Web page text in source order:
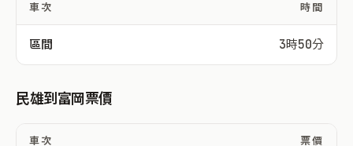
車次 時間
區間 3時50分
民雄到富岡票價
車次 票價